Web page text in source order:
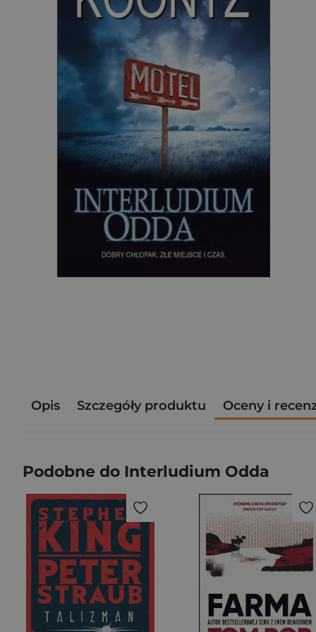
Opis Szczegóły produktu Oceny i
Podobne do Interludium Odda